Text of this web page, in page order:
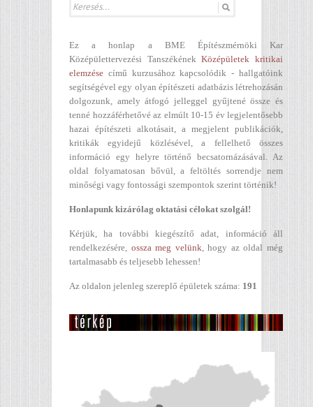
Ez a honlap a BME Építészmérnöki Kar
Középülettervezési TanszékénekKözépületek kritikai
elemzése című kurzusához kapcsolódik - hallgatóink
segítségével egy olyan építészeti adatbázis létrehozásán
dolgozunk, amely átfogó jelleggel gyűjtené össze és
tenné hozzáférhetővé az elmúlt 10-15 év legjelentősebb
hazai építészeti alkotásait, a megjelent publikációk,
kritikák egyidejű közlésével, a fellelhető összes
információ egy helyre történő becsatornázásával. Az
oldal folyamatosan bővül, a feltöltés sorrendje nem
minőségi vagy fontossági szempontok szerint történik!
Honlapunk kizárólag oktatási célokat szolgál!
Kérjük, ha további kiegészítő adat, információ áll
rendelkezésére, ossza meg velünk , hogy az oldal még
tartalmasabb és teljesebb lehessen!
Az oldalon jelenleg szereplő épületek száma: 191